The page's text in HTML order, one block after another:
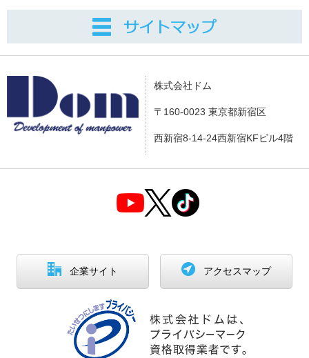
株式会社ドム
〒160-0023 東京都新宿区
西新宿8-14-24西新宿KFビル4階
企業サイト アクセスマップ